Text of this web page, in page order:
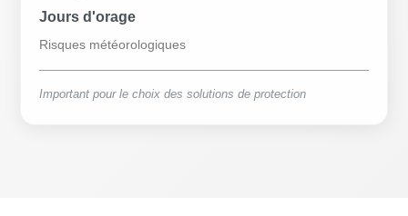
Jours d'orage
Risques météorologiques
Important pour le choix des solutions de protection